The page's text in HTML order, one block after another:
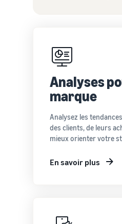
Analyses
marque
Analysez les
des clients, de leurs
mieux orienter votre
En savoir plus